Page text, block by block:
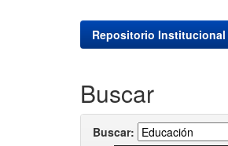
Repositorio Institucional
Buscar
Buscar: